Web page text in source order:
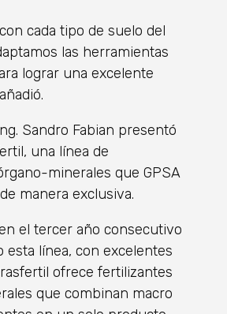
cada tipo de suelo del
las herramientas
lograr una excelente
Sandro Fabian presentó
una línea de
minerales que GPSA
manera exclusiva.
el tercer año consecutivo
esta línea, con excelentes
ofrece fertilizantes
que combinan macro